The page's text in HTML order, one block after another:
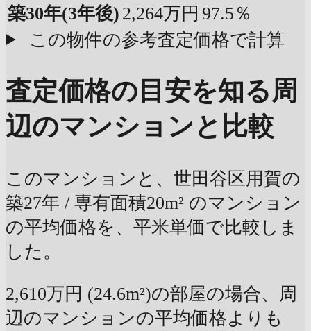
築30年(3年後) 2,264万円 97.5％
この物件の参考査定価格で計算
査定価格の目安を知る周
辺のマンションと比較
このマンションと、世田谷区用賀の
築27年 / 専有面積20m² のマンション
の平均価格を、平米単価で比較しま
した。
2,610万円 (24.6m²)の部屋の場合、周
辺のマンションの平均価格よりも